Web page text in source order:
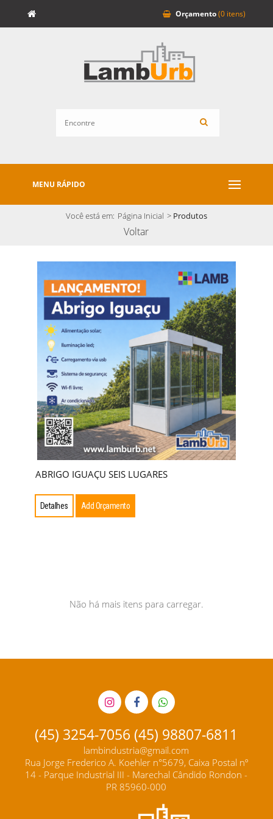
Orçamento(0 itens)
MENU RÁPIDO
Você está em: Página Inicial > Produtos
Voltar
ABRIGO IGUAÇU SEIS LUGARES
Detalhes Add Orçamento
Não há mais itens para carregar.
(45) 3254-7056 (45) 98807-6811
lambindustria@gmail.com
Rua Jorge Frederico A. Koehler n°5679, Caixa Postal nº
14 - Parque Industrial III - Marechal Cândido Rondon -
PR 85960-000